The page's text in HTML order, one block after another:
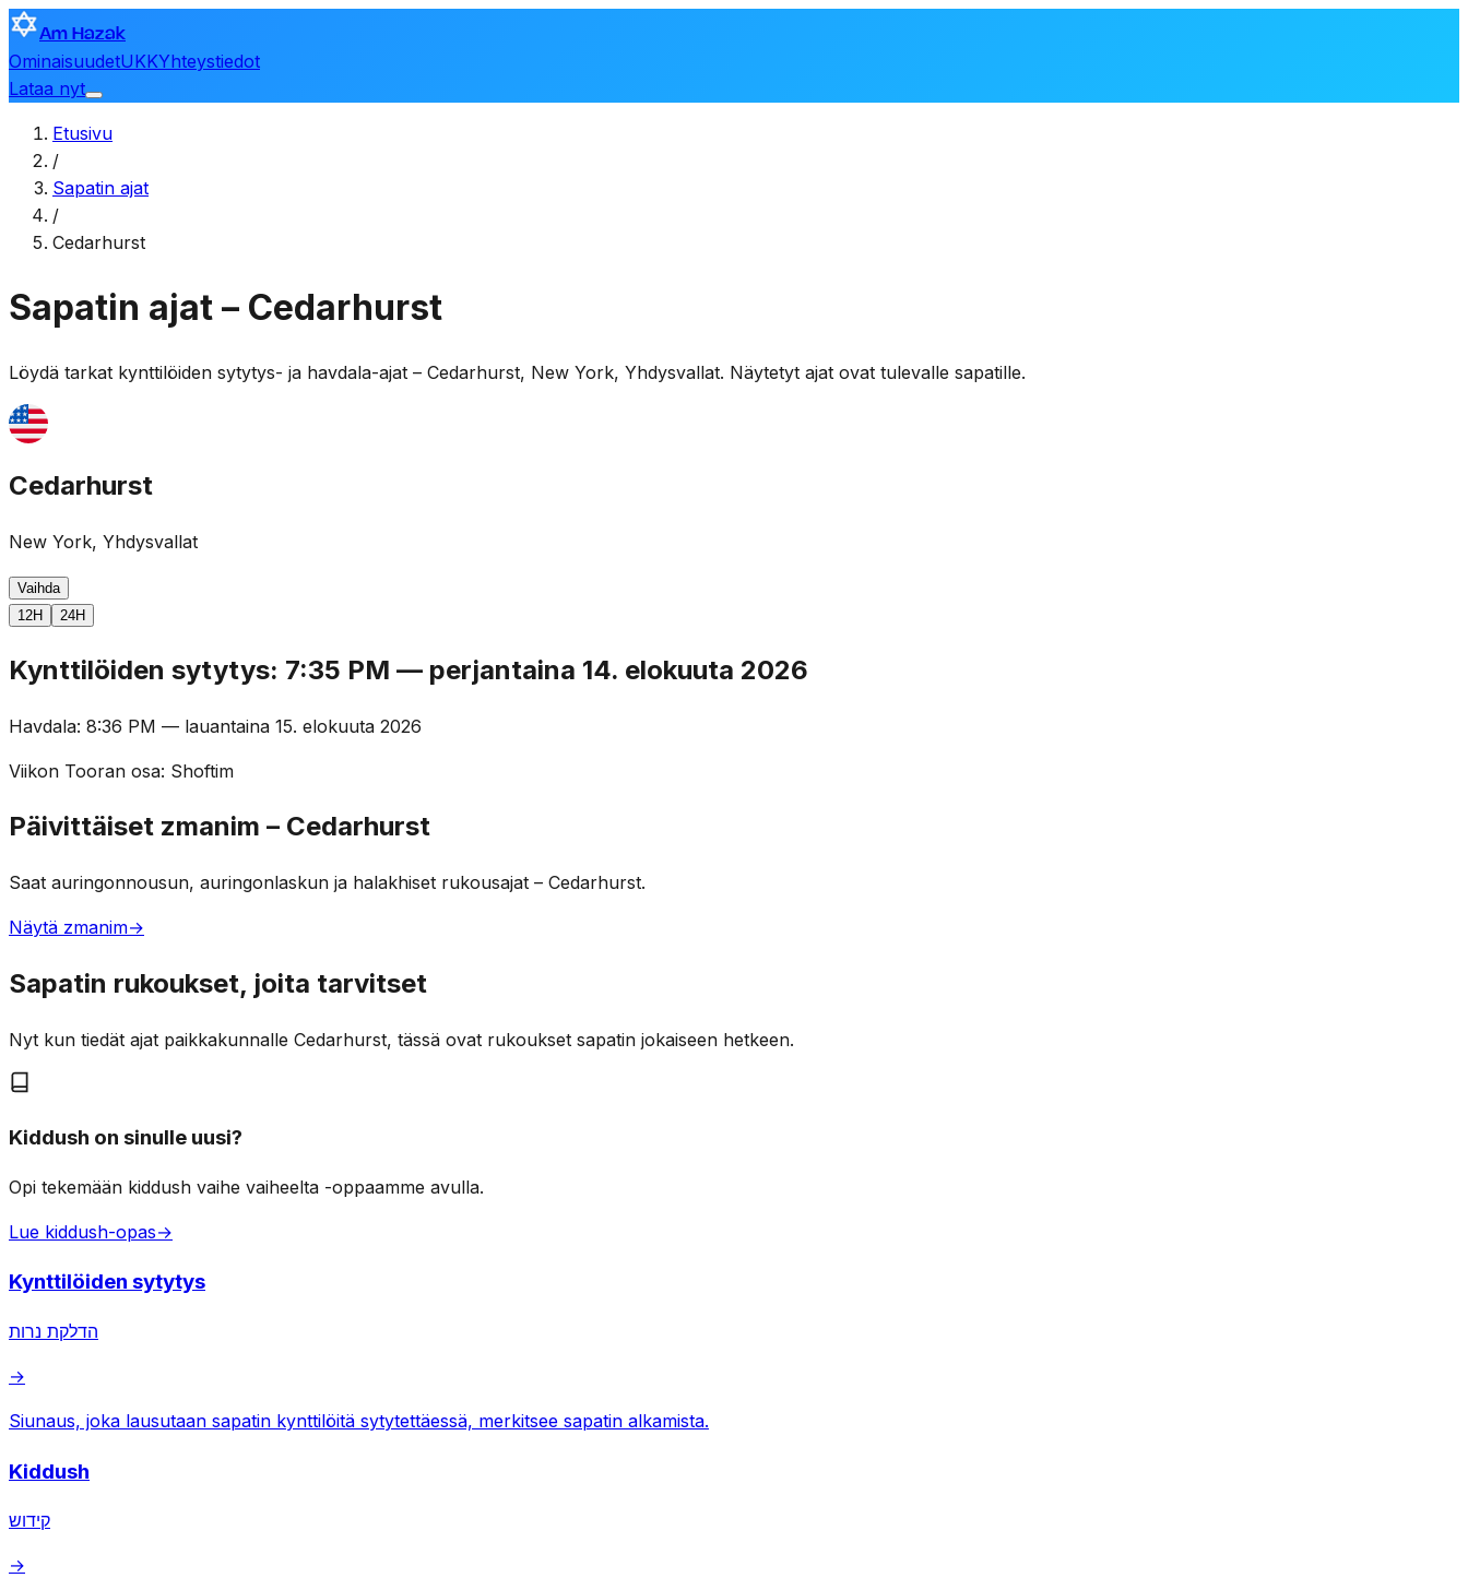
Am Hazak
OminaisuudetUKKYhteystiedot
Lataa nyt
Etusivu
/
Sapatin ajat
/
Cedarhurst
Sapatin ajat – Cedarhurst
Löydä tarkat kynttilöiden sytytys- ja havdala-ajat – Cedarhurst, New York, Yhdysvallat. Näytetyt ajat ovat tulevalle sapatille.
Cedarhurst
New York, Yhdysvallat
Vaihda
12H
24H
Kynttilöiden sytytys: 7:35 PM — perjantaina 14. elokuuta 2026
Havdala: 8:36 PM — lauantaina 15. elokuuta 2026
Viikon Tooran osa: Shoftim
Päivittäiset zmanim – Cedarhurst
Saat auringonnousun, auringonlaskun ja halakhiset rukousajat – Cedarhurst.
Näytä zmanim→
Sapatin rukoukset, joita tarvitset
Nyt kun tiedät ajat paikkakunnalle Cedarhurst, tässä ovat rukoukset sapatin jokaiseen hetkeen.
Kiddush on sinulle uusi?
Opi tekemään kiddush vaihe vaiheelta -oppaamme avulla.
Lue kiddush-opas→
Kynttilöiden sytytys
הדלקת נרות
→
Siunaus, joka lausutaan sapatin kynttilöitä sytytettäessä, merkitsee sapatin alkamista.
Kiddush
קידוש
→